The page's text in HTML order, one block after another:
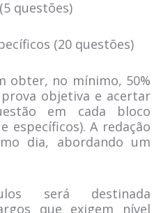
questões)
(20 questões)
obter, no mínimo, 50%
objetiva e acertar
em cada bloco
específicos). A redação
dia, abordando um
será destinada
que exigem nível